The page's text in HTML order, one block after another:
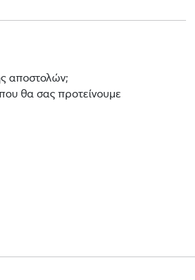
αποστολών;
θα σας προτείνουμε